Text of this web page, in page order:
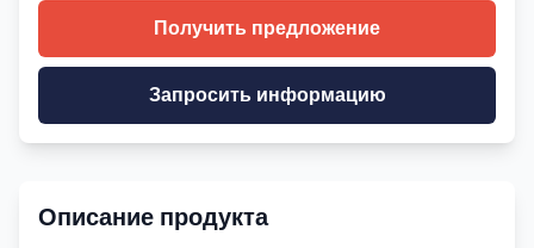
Получить предложение
Запросить информацию
Описание продукта